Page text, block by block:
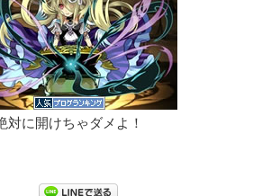
対に開けちゃダメよ！